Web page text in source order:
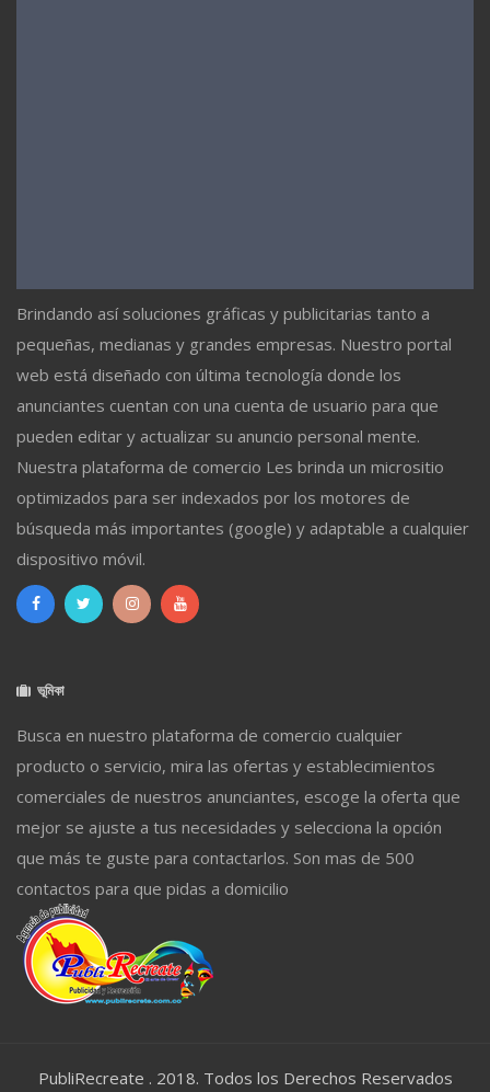
Brindando así soluciones gráficas y publicitarias tanto a
pequeñas, medianas y grandes empresas. Nuestro portal
web está diseñado con última tecnología donde los
anunciantes cuentan con una cuenta de usuario para que
pueden editar y actualizar su anuncio personal mente.
Nuestra plataforma de comercio Les brinda un micrositio
optimizados para ser indexados por los motores de
búsqueda más importantes (google) y adaptable a cualquier
dispositivo móvil.
ভূমিকা
Busca en nuestro plataforma de comercio cualquier
producto o servicio, mira las ofertas y establecimientos
comerciales de nuestros anunciantes, escoge la oferta que
mejor se ajuste a tus necesidades y selecciona la opción
que más te guste para contactarlos. Son mas de 500
contactos para que pidas a domicilio
PubliRecreate . 2018. Todos los Derechos Reservados